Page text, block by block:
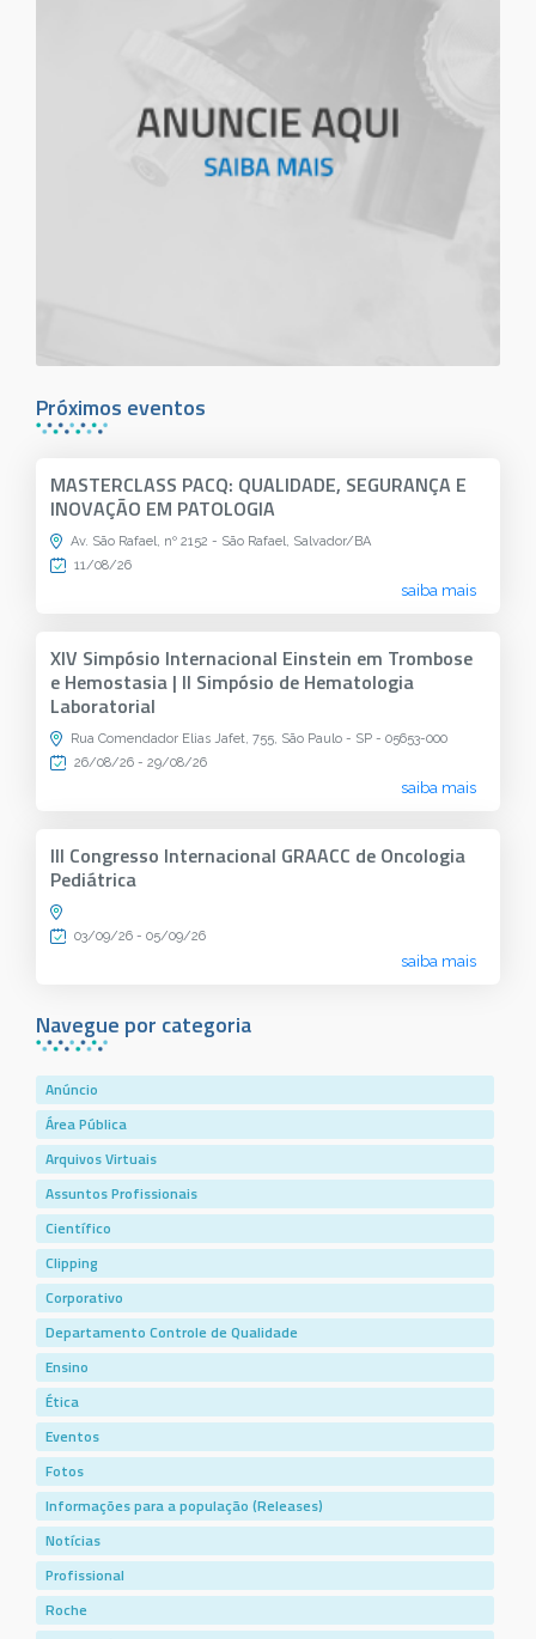
Navegue por categoria
Anúncio
Área Pública
Arquivos Virtuais
Assuntos Profissionais
Científico
Clipping
Corporativo
Departamento Controle de Qualidade
Ensino
Ética
Eventos
Fotos
Informações para a população (Releases)
Notícias
Profissional
Roche
Próximos eventos
MASTERCLASS PACQ: QUALIDADE, SEGURANÇA E
INOVAÇÃO EM PATOLOGIA
Av. São Rafael, nº 2152 - São Rafael, Salvador/BA
11/08/26
saiba mais
XIV Simpósio Internacional Einstein em Trombose
e Hemostasia | II Simpósio de Hematologia
Laboratorial
Rua Comendador Elias Jafet, 755, São Paulo - SP - 05653-000
26/08/26 - 29/08/26
saiba mais
III Congresso Internacional GRAACC de Oncologia
Pediátrica
03/09/26 - 05/09/26
saiba mais